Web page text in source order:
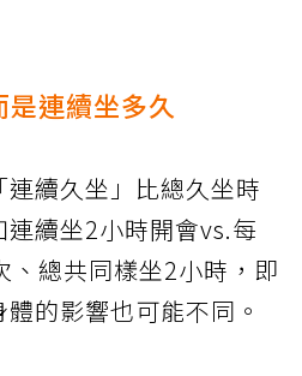
連續坐多久
續久坐」比總久坐時
續坐2小時開會vs.每
、總共同樣坐2小時，即
的影響也可能不同。